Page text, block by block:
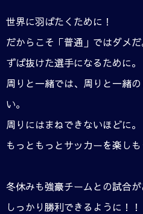
世界に羽ばたくために！
だからこそ「普通」ではダメだ
ずば抜けた選手になるために。
周りと一緒では、周りと一緒
い。
周りにはまねできないほどに。
もっともっとサッカーを楽しも
冬休みも強豪チームとの試合が
しっかり勝利できるように！！